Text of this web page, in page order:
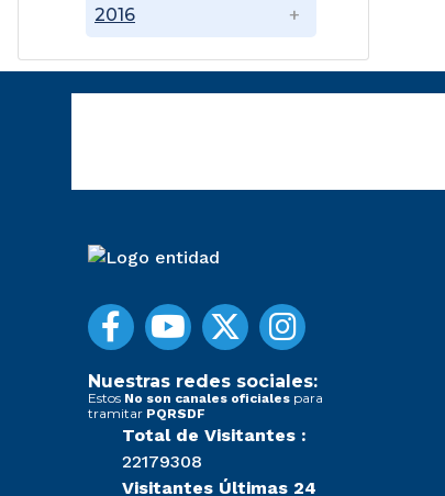
2016
Nuestras redes sociales:
Estos No son canales oficiales para
tramitar PQRSDF
Total de Visitantes :
22179308
Visitantes Últimas 24